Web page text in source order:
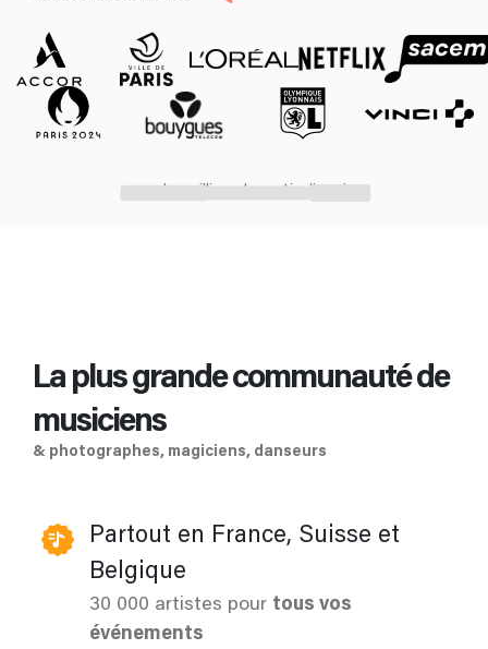
+ des milliers de particuliers !
La plus grande communauté de
musiciens
& photographes, magiciens, danseurs
Partout en France, Suisse et
Belgique
30 000 artistes pour tous vos
événements